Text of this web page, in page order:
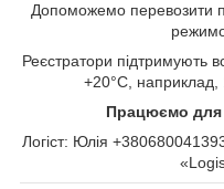
Допоможемо перевозити
Реєстратори підтримують
+20°С, наприклад,
Працюємо для
Логіст: Юлія